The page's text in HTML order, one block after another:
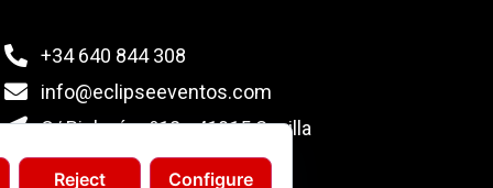
+34 640 844 308
info@eclipseeventos.com
C/ Biología nº12 - 41015 Sevilla
Reject Configure